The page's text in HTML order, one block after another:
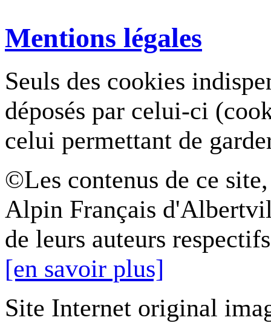
Mentions légales
Seuls des cookies
déposés par celui-ci
celui permettant de
©Les contenus de ce
Alpin Français
de leurs auteurs
[en savoir plus]
Site Internet original